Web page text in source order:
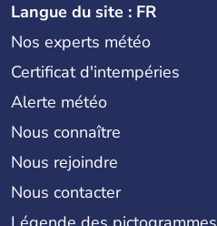
Langue du site : FR
Nos experts météo
Certificat d'intempéries
Alerte météo
Nous connaître
Nous rejoindre
Nous contacter